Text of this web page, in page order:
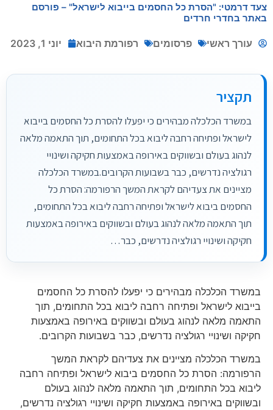
צעד דרמטי: "הסרת כל החסמים בייבוא לישראל" – פורסם
באתר בחדרי חרדים
עורך ראשי פרסומים רפורמת היבוא יוני 1, 2023
תקציר
במשרד הכלכלה מבהירים כי יפעלו להסרת כל החסמים בייבוא
לישראל ופתיחה רחבה ליבוא בכל התחומים, תוך התאמה מלאה
לנהוג בעולם ובשווקים באירופה באמצעות חקיקה ושינויי
רגולציה נדרשים, כבר בשבועות הקרובים.במשרד הכלכלה
מציינים את צעדיהם לקראת המשך הרפורמה: הסרת כל
החסמים ביבוא לישראל ופתיחה רחבה ליבוא בכל התחומים,
תוך התאמה מלאה לנהוג בעולם ובשווקים באירופה באמצעות
חקיקה ושינויי רגולציה נדרשים, כבר…
במשרד הכלכלה מבהירים כי יפעלו להסרת כל החסמים
בייבוא לישראל ופתיחה רחבה ליבוא בכל התחומים, תוך
התאמה מלאה לנהוג בעולם ובשווקים באירופה באמצעות
חקיקה ושינויי רגולציה נדרשים, כבר בשבועות הקרובים.
במשרד הכלכלה מציינים את צעדיהם לקראת המשך
הרפורמה: הסרת כל החסמים ביבוא לישראל ופתיחה רחבה
ליבוא בכל התחומים, תוך התאמה מלאה לנהוג בעולם
ובשווקים באירופה באמצעות חקיקה ושינויי רגולציה נדרשים,